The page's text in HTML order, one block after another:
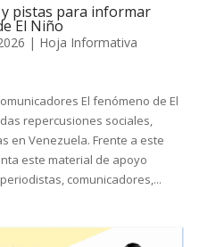
y pistas para informar
El Niño
| Hoja Informativa
El fenómeno de El
repercusiones sociales,
en Venezuela. Frente a este
este material de apoyo
comunicadores,...